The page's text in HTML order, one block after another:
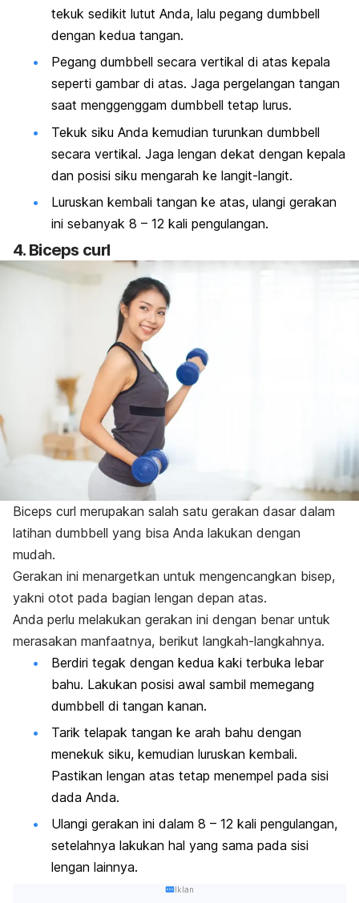
tekuk sedikit lutut Anda, lalu pegang dumbbell
dengan kedua tangan.
Pegang dumbbell secara vertikal di atas kepala
seperti gambar di atas. Jaga pergelangan tangan
saat menggenggam dumbbell tetap lurus.
Tekuk siku Anda kemudian turunkan dumbbell
secara vertikal. Jaga lengan dekat dengan kepala
dan posisi siku mengarah ke langit-langit.
Luruskan kembali tangan ke atas, ulangi gerakan
ini sebanyak 8 – 12 kali pengulangan.
4. Biceps curl
Biceps curl merupakan salah satu gerakan dasar dalam
latihan dumbbell yang bisa Anda lakukan dengan
mudah.
Gerakan ini menargetkan untuk mengencangkan bisep,
yakni otot pada bagian lengan depan atas.
Anda perlu melakukan gerakan ini dengan benar untuk
merasakan manfaatnya, berikut langkah-langkahnya.
Berdiri tegak dengan kedua kaki terbuka lebar
bahu. Lakukan posisi awal sambil memegang
dumbbell di tangan kanan.
Tarik telapak tangan ke arah bahu dengan
menekuk siku, kemudian luruskan kembali.
Pastikan lengan atas tetap menempel pada sisi
dada Anda.
Ulangi gerakan ini dalam 8 – 12 kali pengulangan,
setelahnya lakukan hal yang sama pada sisi
lengan lainnya.
Iklan